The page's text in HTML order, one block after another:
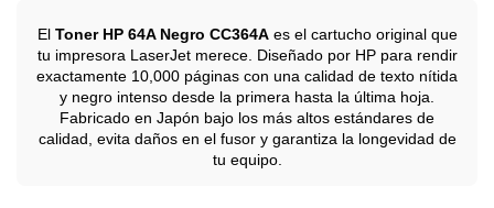
El Toner HP 64A Negro CC364Aes el cartucho original que
tu impresora LaserJet merece. Diseñado por HP para rendir
exactamente 10,000 páginas con una calidad de texto nítida
y negro intenso desde la primera hasta la última hoja.
Fabricado en Japón bajo los más altos estándares de
calidad, evita daños en el fusor y garantiza la longevidad de
tu equipo.